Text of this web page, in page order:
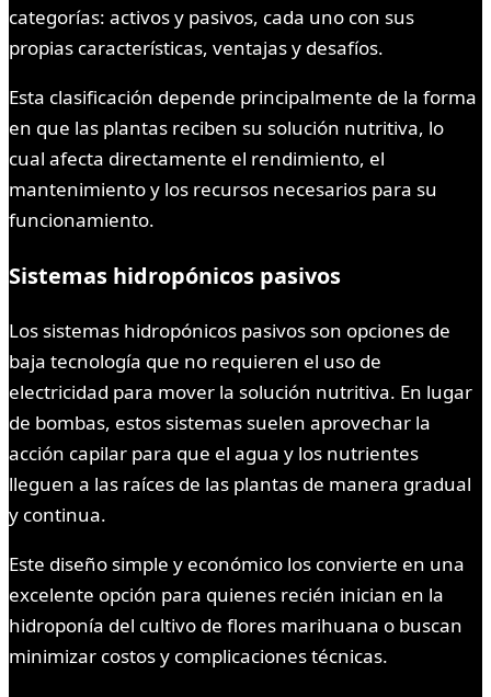
categorías: activos y pasivos, cada uno con sus
propias características, ventajas y desafíos.
Esta clasificación depende principalmente de la forma
en que las plantas reciben su solución nutritiva, lo
cual afecta directamente el rendimiento, el
mantenimiento y los recursos necesarios para su
funcionamiento.
Sistemas hidropónicos pasivos
Los sistemas hidropónicos pasivos son opciones de
baja tecnología que no requieren el uso de
electricidad para mover la solución nutritiva. En lugar
de bombas, estos sistemas suelen aprovechar la
acción capilar para que el agua y los nutrientes
lleguen a las raíces de las plantas de manera gradual
y continua.
Este diseño simple y económico los convierte en una
excelente opción para quienes recién inician en la
hidroponía del cultivo de flores marihuana o buscan
minimizar costos y complicaciones técnicas.